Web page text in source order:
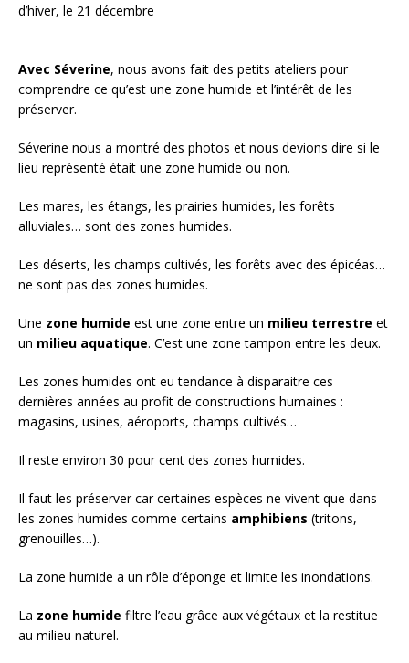
d’hiver, le 21 décembre
Avec Séverine, nous avons fait des petits ateliers pour
comprendre ce qu’est une zone humide et l’intérêt de les
préserver.
Séverine nous a montré des photos et nous devions dire si le
lieu représenté était une zone humide ou non.
Les mares, les étangs, les prairies humides, les forêts
alluviales… sont des zones humides.
Les déserts, les champs cultivés, les forêts avec des épicéas…
ne sont pas des zones humides.
Une zone humide est une zone entre un milieu terrestre et
un milieu aquatique. C’est une zone tampon entre les deux.
Les zones humides ont eu tendance à disparaitre ces
dernières années au profit de constructions humaines :
magasins, usines, aéroports, champs cultivés…
Il reste environ 30 pour cent des zones humides.
Il faut les préserver car certaines espèces ne vivent que dans
les zones humides comme certains amphibiens (tritons,
grenouilles…).
La zone humide a un rôle d’éponge et limite les inondations.
La zone humide filtre l’eau grâce aux végétaux et la restitue
au milieu naturel.